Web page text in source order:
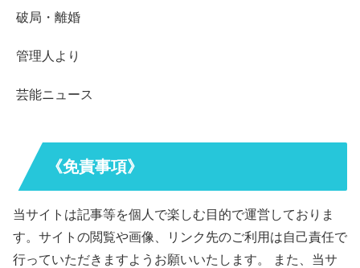
破局・離婚
管理人より
芸能ニュース
《免責事項》
当サイトは記事等を個人で楽しむ目的で運営しておりま
す。サイトの閲覧や画像、リンク先のご利用は自己責任で
行っていただきますようお願いいたします。 また、当サ